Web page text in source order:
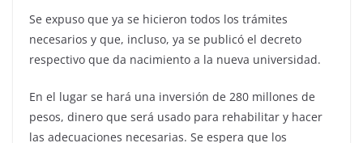
Se expuso que ya se hicieron todos los trámites
necesarios y que, incluso, ya se publicó el decreto
respectivo que da nacimiento a la nueva universidad.
En el lugar se hará una inversión de 280 millones de
pesos, dinero que será usado para rehabilitar y hacer
las adecuaciones necesarias. Se espera que los